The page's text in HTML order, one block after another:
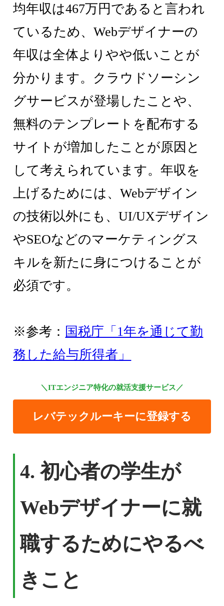
均年収は467万円であると言われ
ているため、Webデザイナーの
年収は全体よりやや低いことが
分かります。クラウドソーシン
グサービスが登場したことや、
無料のテンプレートを配布する
サイトが増加したことが原因と
して考えられています。年収を
上げるためには、Webデザイン
の技術以外にも、UI/UXデザイン
やSEOなどのマーケティングス
キルを新たに身につけることが
必須です。
※参考： 国税庁「1年を通じて勤
務した給与所得者」
＼ITエンジニア特化の就活支援サービス／
レバテックルーキーに登録する
4. 初心者の学生が
Webデザイナーに就
職するためにやるべ
きこと